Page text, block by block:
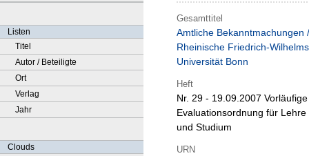
Listen
Titel
Autor / Beteiligte
Ort
Verlag
Jahr
Clouds
Gesamttitel
Amtliche Bekanntmachungen /
Rheinische Friedrich-
Universität Bonn
Heft
Nr. 29 - 19.09.2007 Vorläufige
Evaluationsordnung für Lehre
und Studium
URN